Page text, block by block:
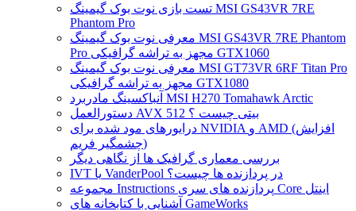
تست بازی نوت بوک گیمینگ MSI GS43VR 7RE
Phantom Pro
معرفی نوت بوک گیمینگ MSI GS43VR 7RE Phantom
Pro مجهز به تراشه گرافیکی GTX1060
معرفی نوت بوک گیمینگ MSI GT73VR 6RF Titan Pro
مجهز به تراشه گرافیکی GTX1080
آنباکسینگ مادربرد MSI H270 Tomahawk Arctic
دستورالعمل AVX 512 بیتی چیست ؟
درایورهای مود شده برای NVIDIA و AMD (افزایش
چشمگیر فریم)
بررسی معماری گرافیک ها از نگاهی دیگر
IVT یا VanderPool در پردازنده ها چیست؟
مجموعه Instructions پردازنده های سری Core اینتل
آشنایی با کتابخانه های GameWorks